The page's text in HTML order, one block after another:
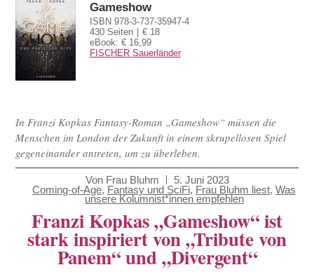
Gameshow
ISBN 978-3-737-35947-4
430 Seiten
€ 18
eBook: € 16,99
FISCHER Sauerländer
In Franzi Kopkas Fantasy-Roman „Gameshow“ müssen die
Menschen im London der Zukunft in einem skrupellosen Spiel
gegeneinander antreten, um zu überleben.
Von Frau Bluhm
5. Juni 2023
Coming-of-Age, Fantasy und SciFi, Frau Bluhm liest, Was
unsere Kolumnist*innen empfehlen
Franzi Kopkas „Gameshow“ ist
stark inspiriert von „Tribute von
Panem“ und „Divergent“